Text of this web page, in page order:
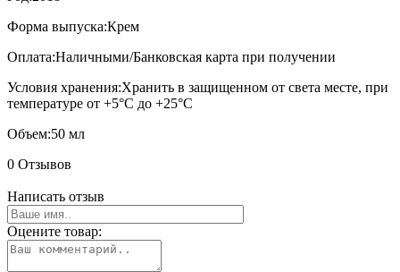
Форма выпуска:Крем
Оплата:Наличными/Банковская карта при получении
Условия хранения:Хранить в защищенном от света месте, при
температуре от +5°С до +25°С
Объем:50 мл
0 Отзывов
Написать отзыв
Оцените товар: